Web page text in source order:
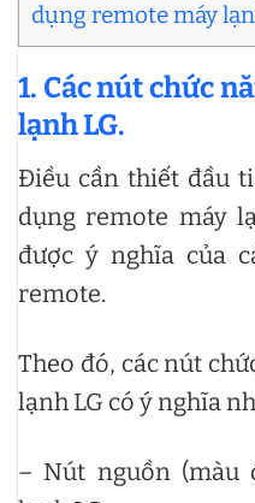
dụng remote máy
1. Các nút chức
lạnh LG.
Điều cần thiết đầu
dụng remote máy
được ý nghĩa của
remote.
Theo đó, các nút
lạnh LG có ý nghĩa
– Nút nguồn (màu